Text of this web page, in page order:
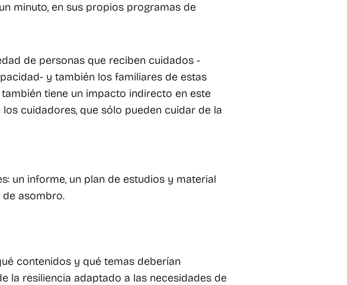
minuto, en sus propios programas de
de personas que reciben cuidados -
y también los familiares de estas
tiene un impacto indirecto en este
cuidadores, que sólo pueden cuidar de la
un informe, un plan de estudios y material
asombro.
contenidos y qué temas deberían
la resiliencia adaptado a las necesidades de